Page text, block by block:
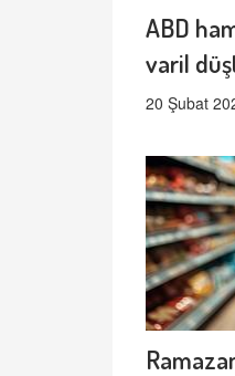
ABD
varil
20 Şubat